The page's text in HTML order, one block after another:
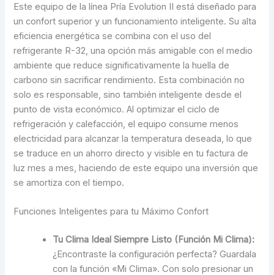
Este equipo de la línea Pría Evolution II está diseñado para
un confort superior y un funcionamiento inteligente. Su alta
eficiencia energética se combina con el uso del
refrigerante R-32, una opción más amigable con el medio
ambiente que reduce significativamente la huella de
carbono sin sacrificar rendimiento. Esta combinación no
solo es responsable, sino también inteligente desde el
punto de vista económico. Al optimizar el ciclo de
refrigeración y calefacción, el equipo consume menos
electricidad para alcanzar la temperatura deseada, lo que
se traduce en un ahorro directo y visible en tu factura de
luz mes a mes, haciendo de este equipo una inversión que
se amortiza con el tiempo.
Funciones Inteligentes para tu Máximo Confort
Tu Clima Ideal Siempre Listo (Función Mi Clima):
¿Encontraste la configuración perfecta? Guardala
con la función «Mi Clima». Con solo presionar un